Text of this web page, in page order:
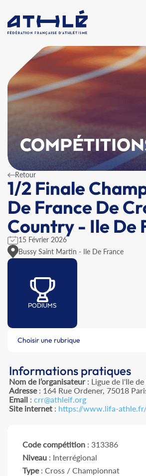
Retour
1/2 Finale
De France De
Country - Ile De
15 Février 2026
Bussy Saint Martin - Ile De France
PODIUMS
Choisir une rubrique
Informations pratiques
Nom de l’organisateur: Ligue de l'Ile
Adresse: 164 Rue Ordener, 75018
Email: crr@athleif.org
Site internet: https://www.lifa-
Code compétition : 313386
Niveau : Interrégional
Type: Cross / Championnat